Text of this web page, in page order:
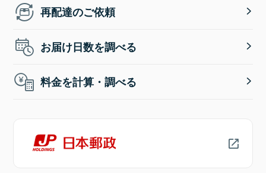
再配達のご依頼
お届け日数を調べる
料金を計算・調べる